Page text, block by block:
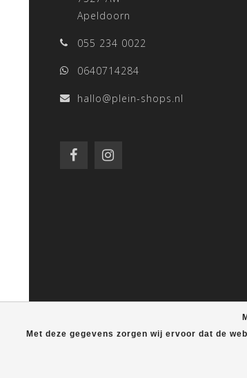
Met deze gegevens zorgen wij ervoor dat de
Apeldoorn
055 234 0022
0640714284
hallo@plein-shops.nl